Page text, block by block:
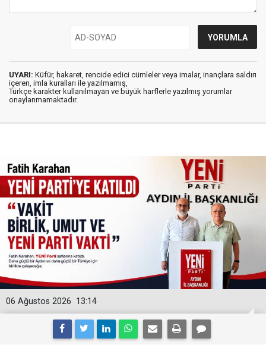
UYARI: Küfür, hakaret, rencide edici cümleler veya imalar, inançlara saldırı
içeren, imla kuralları ile yazılmamış,
Türkçe karakter kullanılmayan ve büyük harflerle yazılmış yorumlar
onaylanmamaktadır.
13:14
06 Ağustos 2026